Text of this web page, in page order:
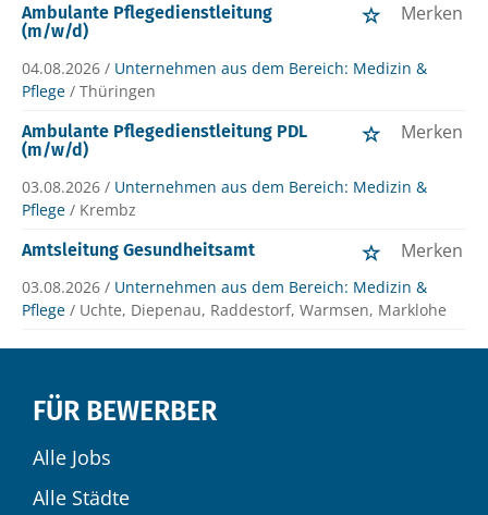
Ambulante Pflegedienstleitung
(m/w/d)
Merken
04.08.2026 / Unternehmen aus dem Bereich: Medizin &
Pflege / Thüringen
Ambulante Pflegedienstleitung PDL
(m/w/d)
Merken
03.08.2026 / Unternehmen aus dem Bereich: Medizin &
Pflege / Krembz
Amtsleitung Gesundheitsamt
Merken
03.08.2026 / Unternehmen aus dem Bereich: Medizin &
Pflege / Uchte, Diepenau, Raddestorf, Warmsen, Marklohe
FÜR BEWERBER
Alle Jobs
Alle Städte